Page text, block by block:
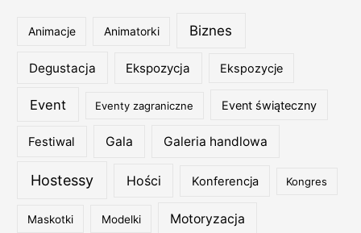
Animacje Animatorki Biznes
Degustacja Ekspozycja Ekspozycje
Event Eventy zagraniczne Event świąteczny
Festiwal Gala Galeria handlowa
Hostessy Hości Konferencja Kongres
Maskotki Modelki Motoryzacja